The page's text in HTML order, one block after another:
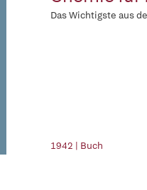
Das Wichtigste aus
1942 | Buch